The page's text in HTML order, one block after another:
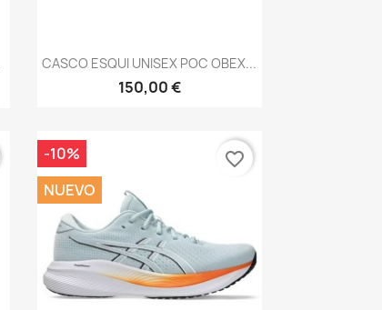
Vista rápida
CASCO ESQUI UNISEX POC OBEX...
150,00 €
-10%
NUEVO
favorite_border